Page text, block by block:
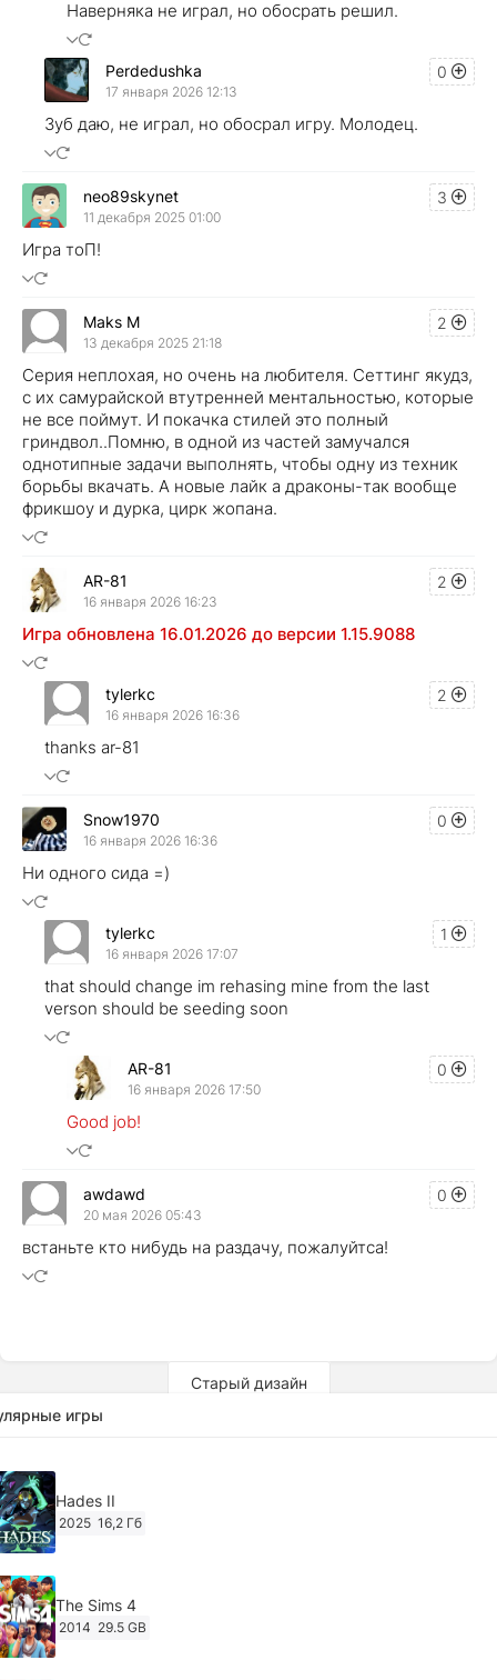
Наверняка не играл, но обосрать решил.
0
Perdedushka
17 января 2026 12:13
Зуб даю, не играл, но обосрал игру. Молодец.
3
neo89skynet
11 декабря 2025 01:00
Игра тоП!
2
Maks M
13 декабря 2025 21:18
Серия неплохая, но очень на любителя. Сеттинг якудз,
с их самурайской втутренней ментальностью, которые
не все поймут. И покачка стилей это полный
гриндвол..Помню, в одной из частей замучался
однотипные задачи выполнять, чтобы одну из техник
борьбы вкачать. А новые лайк а драконы-так вообще
фрикшоу и дурка, цирк жопана.
2
AR-81
16 января 2026 16:23
Игра обновлена 16.01.2026 до версии 1.15.9088
2
tylerkc
16 января 2026 16:36
thanks ar-81
0
Snow1970
16 января 2026 16:36
Ни одного сида =)
1
tylerkc
16 января 2026 17:07
that should change im rehasing mine from the last
verson should be seeding soon
0
AR-81
16 января 2026 17:50
Good job!
0
awdawd
20 мая 2026 05:43
встаньте кто нибудь на раздачу, пожалуйтса!
Старый дизайн
игры
Hades II
2025 16,2 Гб
The Sims 4
2014 29.5 GB